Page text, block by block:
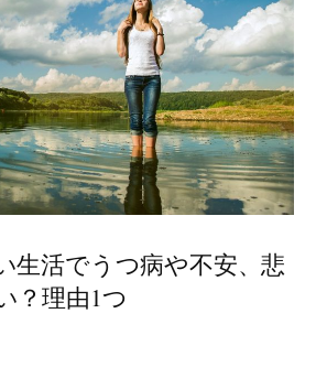
生活でうつ病や不安、悲
？理由1つ